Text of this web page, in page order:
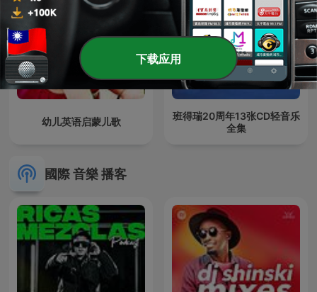
幼儿英语启蒙儿歌
班得瑞20周年13张CD轻音乐
全集
國際 音樂 播客
下载应用